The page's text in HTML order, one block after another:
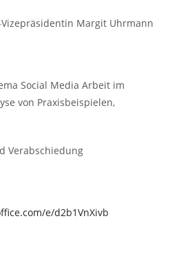
Margit Uhrmann
Social Media Arbeit im
von Praxisbeispielen,
Verabschiedung
e/d2b1VnXivb